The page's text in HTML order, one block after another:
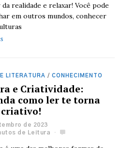
da realidade e relaxar! Você pode
em outros mundos, conhecer
LITERATURA / CONHECIMENTO
e Criatividade:
como ler te torna
de 2023
de Leitura